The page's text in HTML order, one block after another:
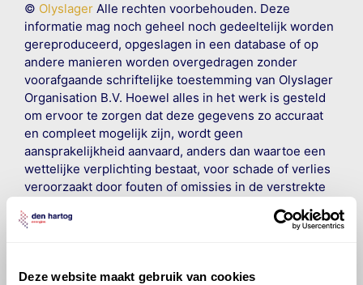
Deze website maakt gebruik van cookies
© OlyslagerAlle rechten voorbehouden. Deze
informatie mag noch geheel noch gedeeltelijk worden
gereproduceerd, opgeslagen in een database of op
andere manieren worden overgedragen zonder
voorafgaande schriftelijke toestemming van Olyslager
Organisation B.V. Hoewel alles in het werk is gesteld
om ervoor te zorgen dat deze gegevens zo accuraat
en compleet mogelijk zijn, wordt geen
aansprakelijkheid aanvaard, anders dan waartoe een
wettelijke verplichting bestaat, voor schade of verlies
veroorzaakt door fouten of omissies in de verstrekte
raadplegen en te gebruiken erkent de gebruiker dat
veilige en verantwoorde manier uit te voeren. Hij/zij